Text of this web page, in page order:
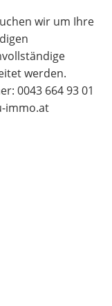
wir um Ihre
werden.
0043 664 93 01
immo.at